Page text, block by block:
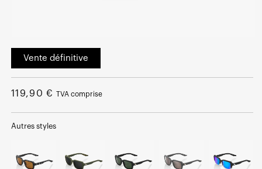
le
média
1
dans
fenêtre
Vente définitive
Prix
119,90 € TVA comprise
Autres styles